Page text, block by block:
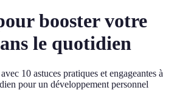
booster votre
le quotidien
10 astuces pratiques et engageantes à
pour un développement personnel